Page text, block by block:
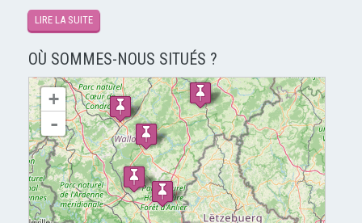
LIRE LA SUITE
OÙ SOMMES-NOUS SITUÉS ?
chargement de la carte - veuillez patienter...
+
-